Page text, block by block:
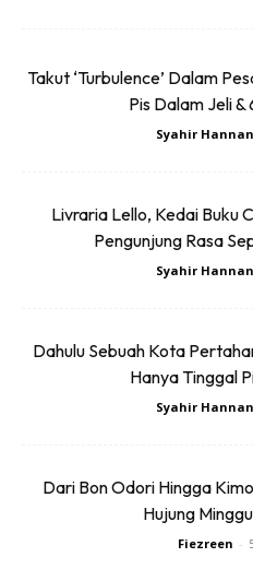
Takut ‘Turbulence’ Dalam
Pis Dalam Jeli &
Syahir Hannan
Livraria Lello, Kedai Buku
Pengunjung Rasa
Syahir Hannan
Dahulu Sebuah Kota
Hanya Tinggal
Syahir Hannan
Dari Bon Odori Hingga
Hujung
Fiezreen -